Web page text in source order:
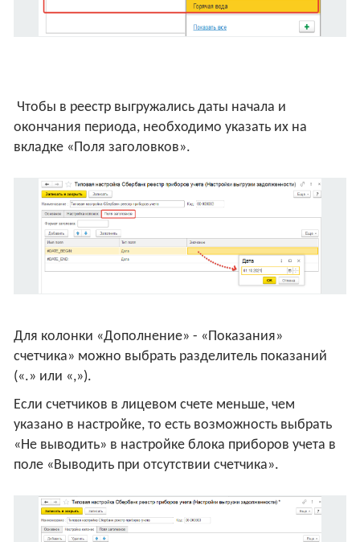
Чтобы в реестр выгружались даты начала и
окончания периода, необходимо указать их на
вкладке «Поля заголовков».
Для колонки «Дополнение» - «Показания»
счетчика» можно выбрать разделитель показаний
(«.» или «,»).
Если счетчиков в лицевом счете меньше, чем
указано в настройке, то есть возможность выбрать
«Не выводить» в настройке блока приборов учета в
поле «Выводить при отсутствии счетчика».